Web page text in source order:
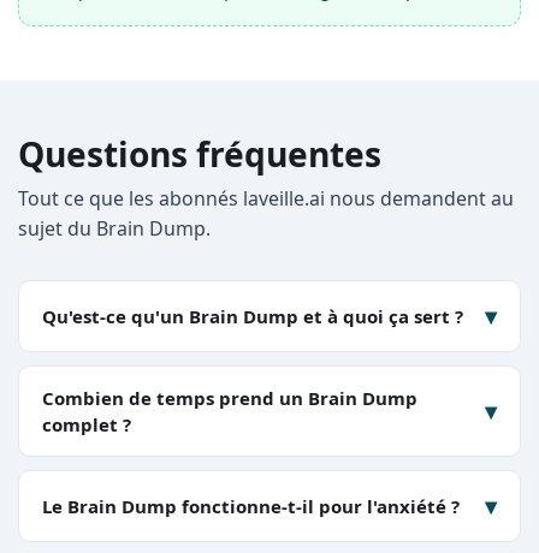
Questions fréquentes
Tout ce que les abonnés laveille.ai nous demandent au
sujet du Brain Dump.
Qu'est-ce qu'un Brain Dump et à quoi ça sert ? ▾
Combien de temps prend un Brain Dump
complet ?
▾
Le Brain Dump fonctionne-t-il pour l'anxiété ? ▾